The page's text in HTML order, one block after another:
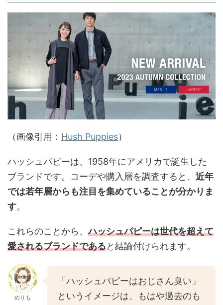
（画像引用： Hush Puppies）
ハッシュパピーは、1958年にアメリカで誕生した
ブランドです。コーデや購入層を調査すると、 近年
では若年層からも注目を集めていることが分かりま
す。
これらのことから、ハッシュパピーは世代を超えて
愛されるブランドであると結論付けられます。
めりも
「ハッシュパピーはおじさん臭い」
というイメージは、もはや過去のも